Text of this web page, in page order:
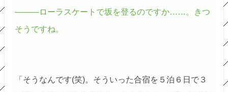
―――ローラスケートで坂を登るのですか……。きつ
そうですね。
「そうなんです(笑)。そういった合宿を５泊６日で３